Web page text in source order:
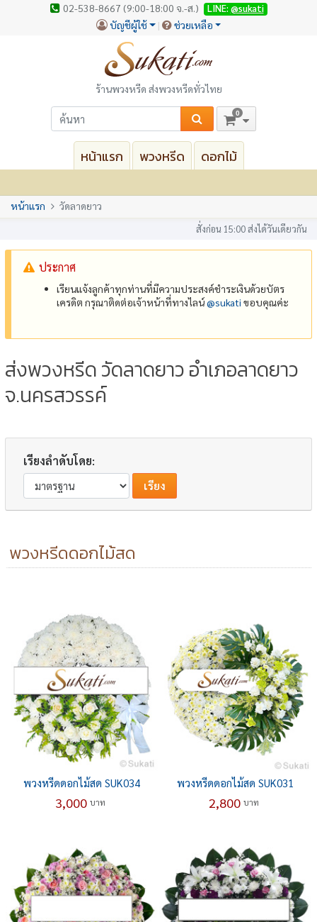
02-538-8667 (9:00-18:00 จ.-ส.) LINE: @sukati
บัญชีผู้ใช้ ช่วยเหลือ
ร้านพวงหรีด ส่งพวงหรีดทั่วไทย
0
หน้าแรก พวงหรีด ดอกไม้
หน้าแรก วัดลาดยาว
สั่งก่อน 15:00 ส่งได้วันเดียวกัน
ประกาศ
เรียนแจ้งลูกค้าทุกท่านที่มีความประสงค์ชำระเงินด้วยบัตร
เครดิต กรุณาติดต่อเจ้าหน้าที่ทางไลน์@‌sukati ขอบคุณค่ะ
ส่งพวงหรีด วัดลาดยาว อำเภอลาดยาว
จ.นครสวรรค์
เรียงลำดับโดย:
พวงหรีดดอกไม้สด
พวงหรีดดอกไม้สด SUK034
3,000 บาท
พวงหรีดดอกไม้สด SUK031
2,800 บาท